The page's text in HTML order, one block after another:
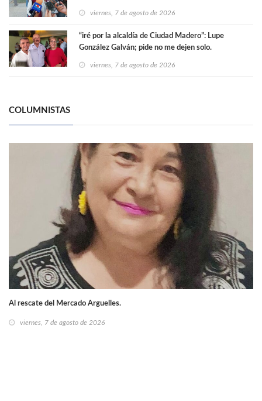
viernes, 7 de agosto de 2026
“iré por la alcaldía de Ciudad Madero”: Lupe
González Galván; pide no me dejen solo.
viernes, 7 de agosto de 2026
COLUMNISTAS
Al rescate del Mercado Arguelles.
viernes, 7 de agosto de 2026